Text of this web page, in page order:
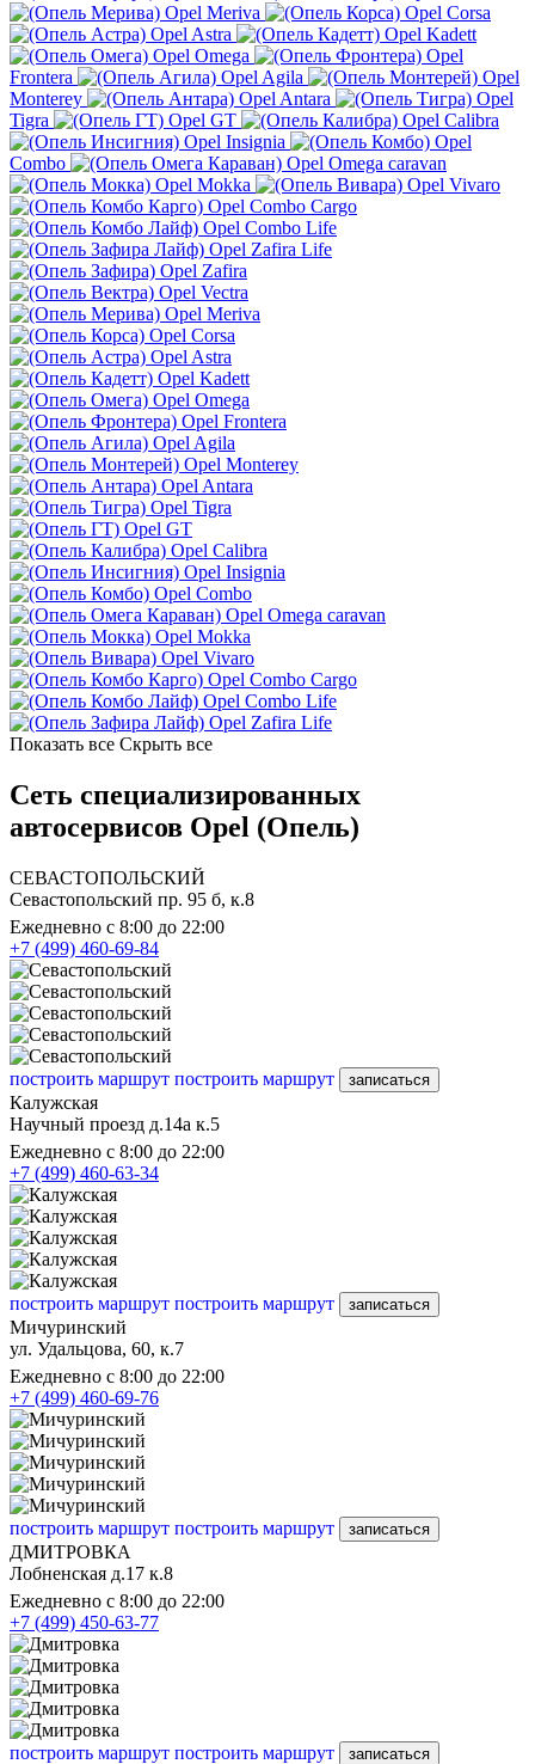
Opel Meriva
Opel Corsa
Opel Astra
Opel Kadett
Opel Omega
Opel
Frontera
Opel Agila
Opel
Monterey
Opel Antara
Opel
Tigra
Opel GT
Opel Calibra
Opel Insignia
Opel
Combo
Opel Omega caravan
Opel Mokka
Opel Vivaro
Opel Combo Cargo
Opel Combo Life
Opel Zafira Life
Opel Zafira
Opel Vectra
Opel Meriva
Opel Corsa
Opel Astra
Opel Kadett
Opel Omega
Opel Frontera
Opel Agila
Opel Monterey
Opel Antara
Opel Tigra
Opel GT
Opel Calibra
Opel Insignia
Opel Combo
Opel Omega caravan
Opel Mokka
Opel Vivaro
Opel Combo Cargo
Opel Combo Life
Opel Zafira Life
Показать все Скрыть все
Сеть специализированных
автосервисов Opel (Опель)
СЕВАСТОПОЛЬСКИЙ
Севастопольский пр. 95 б, к.8
Ежедневно с 8:00 до 22:00
+7 (499) 460-69-84
построить маршрут построить маршрут записаться
Калужская
Научный проезд д.14а к.5
Ежедневно с 8:00 до 22:00
+7 (499) 460-63-34
построить маршрут построить маршрут записаться
Мичуринский
ул. Удальцова, 60, к.7
Ежедневно с 8:00 до 22:00
+7 (499) 460-69-76
построить маршрут построить маршрут записаться
ДМИТРОВКА
Лобненская д.17 к.8
Ежедневно с 8:00 до 22:00
+7 (499) 450-63-77
построить маршрут построить маршрут записаться